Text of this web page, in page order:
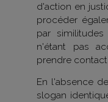
d'action en
procéder
par
n'étant pas
prendre
En l'absence
slogan